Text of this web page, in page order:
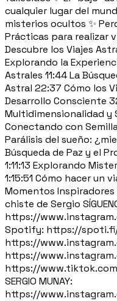
cualquier lugar del
misterios ocultos ✨
Prácticas para realizar
Descubre los Viajes
Explorando la
Astrales 11:44 La
Astral 22:37 Cómo los
Desarrollo Consciente
Multidimensionalidad y
Conectando con
Parálisis del sueño:
Búsqueda de Paz y el
1:11:13 Explorando
1:15:51 Cómo hacer un
Momentos Inspiradores
chiste de Sergio
https://
Spotify: https://spoti.fi/
https://
https://
https://www.tiktok.com/
SERGIO MUNAY:
https://